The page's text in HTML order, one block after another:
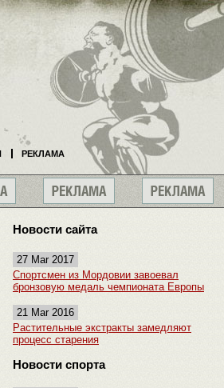
Новости сайта
27 Mar 2017
Спортсмен из Мордовии завоевал
бронзовую медаль чемпионата Европы
21 Mar 2016
Растительные экстракты замедляют
процесс старения
Новости спорта
РЕКЛАМА